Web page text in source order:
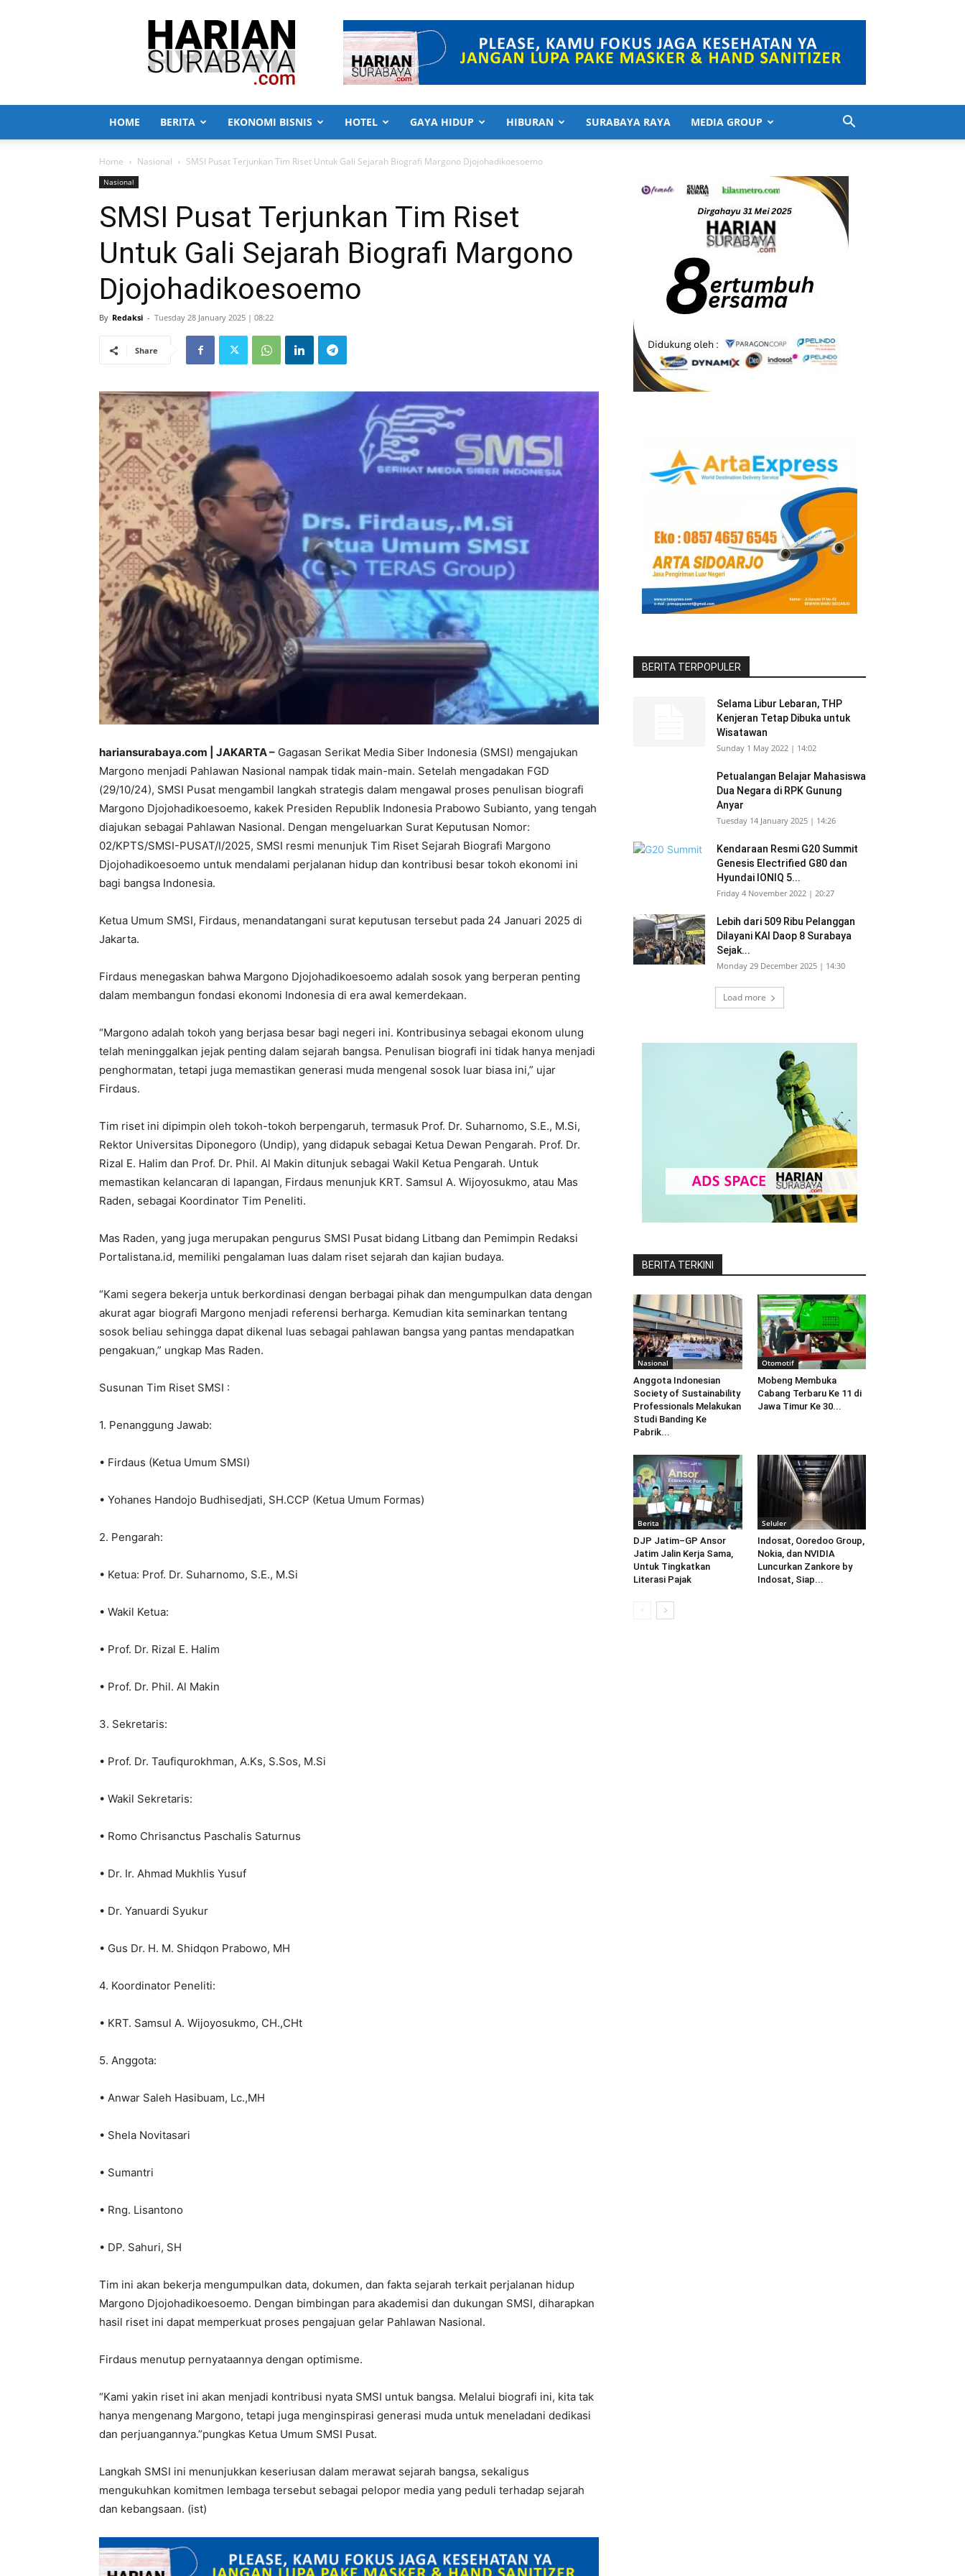
Harian
Surabaya
HOME BERITA EKONOMI BISNIS HOTEL GAYA HIDUP HIBURAN SURABAYA RAYA MEDIA GROUP
Home Nasional SMSI Pusat Terjunkan Tim Riset Untuk Gali Sejarah Biografi Margono Djojohadikoesoemo
Nasional
SMSI Pusat Terjunkan Tim Riset
Untuk Gali Sejarah Biografi Margono
Djojohadikoesoemo
By Redaksi - Tuesday 28 January 2025 | 08:22
Share
hariansurabaya.com | JAKARTA – Gagasan Serikat Media Siber Indonesia (SMSI) mengajukan
Margono menjadi Pahlawan Nasional nampak tidak main-main. Setelah mengadakan FGD
(29/10/24), SMSI Pusat mengambil langkah strategis dalam mengawal proses penulisan biografi
Margono Djojohadikoesoemo, kakek Presiden Republik Indonesia Prabowo Subianto, yang tengah
diajukan sebagai Pahlawan Nasional. Dengan mengeluarkan Surat Keputusan Nomor:
02/KPTS/SMSI-PUSAT/I/2025, SMSI resmi menunjuk Tim Riset Sejarah Biografi Margono
Djojohadikoesoemo untuk mendalami perjalanan hidup dan kontribusi besar tokoh ekonomi ini
bagi bangsa Indonesia.
Ketua Umum SMSI, Firdaus, menandatangani surat keputusan tersebut pada 24 Januari 2025 di
Jakarta.
Firdaus menegaskan bahwa Margono Djojohadikoesoemo adalah sosok yang berperan penting
dalam membangun fondasi ekonomi Indonesia di era awal kemerdekaan.
“Margono adalah tokoh yang berjasa besar bagi negeri ini. Kontribusinya sebagai ekonom ulung
telah meninggalkan jejak penting dalam sejarah bangsa. Penulisan biografi ini tidak hanya menjadi
penghormatan, tetapi juga memastikan generasi muda mengenal sosok luar biasa ini,” ujar
Firdaus.
Tim riset ini dipimpin oleh tokoh-tokoh berpengaruh, termasuk Prof. Dr. Suharnomo, S.E., M.Si,
Rektor Universitas Diponegoro (Undip), yang didapuk sebagai Ketua Dewan Pengarah. Prof. Dr.
Rizal E. Halim dan Prof. Dr. Phil. Al Makin ditunjuk sebagai Wakil Ketua Pengarah. Untuk
memastikan kelancaran di lapangan, Firdaus menunjuk KRT. Samsul A. Wijoyosukmo, atau Mas
Raden, sebagai Koordinator Tim Peneliti.
Mas Raden, yang juga merupakan pengurus SMSI Pusat bidang Litbang dan Pemimpin Redaksi
Portalistana.id, memiliki pengalaman luas dalam riset sejarah dan kajian budaya.
“Kami segera bekerja untuk berkordinasi dengan berbagai pihak dan mengumpulkan data dengan
akurat agar biografi Margono menjadi referensi berharga. Kemudian kita seminarkan tentang
sosok beliau sehingga dapat dikenal luas sebagai pahlawan bangsa yang pantas mendapatkan
pengakuan,” ungkap Mas Raden.
Susunan Tim Riset SMSI :
1. Penanggung Jawab:
• Firdaus (Ketua Umum SMSI)
• Yohanes Handojo Budhisedjati, SH.CCP (Ketua Umum Formas)
2. Pengarah:
• Ketua: Prof. Dr. Suharnomo, S.E., M.Si
• Wakil Ketua:
• Prof. Dr. Rizal E. Halim
• Prof. Dr. Phil. Al Makin
3. Sekretaris:
• Prof. Dr. Taufiqurokhman, A.Ks, S.Sos, M.Si
• Wakil Sekretaris:
• Romo Chrisanctus Paschalis Saturnus
• Dr. Ir. Ahmad Mukhlis Yusuf
• Dr. Yanuardi Syukur
• Gus Dr. H. M. Shidqon Prabowo, MH
4. Koordinator Peneliti:
• KRT. Samsul A. Wijoyosukmo, CH.,CHt
5. Anggota:
• Anwar Saleh Hasibuam, Lc.,MH
• Shela Novitasari
• Sumantri
• Rng. Lisantono
• DP. Sahuri, SH
Tim ini akan bekerja mengumpulkan data, dokumen, dan fakta sejarah terkait perjalanan hidup
Margono Djojohadikoesoemo. Dengan bimbingan para akademisi dan dukungan SMSI, diharapkan
hasil riset ini dapat memperkuat proses pengajuan gelar Pahlawan Nasional.
Firdaus menutup pernyataannya dengan optimisme.
“Kami yakin riset ini akan menjadi kontribusi nyata SMSI untuk bangsa. Melalui biografi ini, kita tak
hanya mengenang Margono, tetapi juga menginspirasi generasi muda untuk meneladani dedikasi
dan perjuangannya.”pungkas Ketua Umum SMSI Pusat.
Langkah SMSI ini menunjukkan keseriusan dalam merawat sejarah bangsa, sekaligus
mengukuhkan komitmen lembaga tersebut sebagai pelopor media yang peduli terhadap sejarah
dan kebangsaan. (ist)
BERITA TERPOPULER
Selama Libur Lebaran, THP
Kenjeran Tetap Dibuka untuk
Wisatawan
Sunday 1 May 2022 | 14:02
Petualangan Belajar Mahasiswa
Dua Negara di RPK Gunung
Anyar
Tuesday 14 January 2025 | 14:26
Kendaraan Resmi G20 Summit
Genesis Electrified G80 dan
Hyundai IONIQ 5...
Friday 4 November 2022 | 20:27
Lebih dari 509 Ribu Pelanggan
Dilayani KAI Daop 8 Surabaya
Sejak...
Monday 29 December 2025 | 14:30
Load more
BERITA TERKINI
Nasional
Anggota Indonesian
Society of Sustainability
Professionals Melakukan
Studi Banding Ke
Pabrik...
Otomotif
Mobeng Membuka
Cabang Terbaru Ke 11 di
Jawa Timur Ke 30...
Berita
DJP Jatim–GP Ansor
Jatim Jalin Kerja Sama,
Untuk Tingkatkan
Literasi Pajak
Seluler
Indosat, Ooredoo Group,
Nokia, dan NVIDIA
Luncurkan Zankore by
Indosat, Siap...